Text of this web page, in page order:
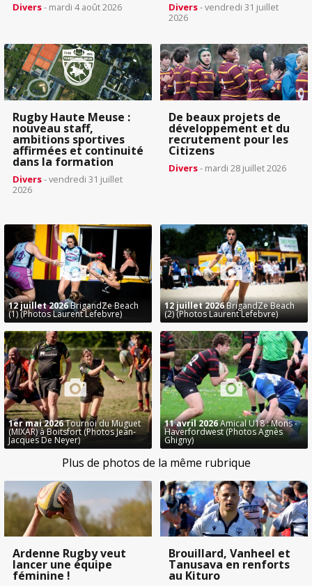
Divers- mardi 4 août 2026 Divers- vendredi 31 juillet
2026
Rugby Haute Meuse :
nouveau staff,
ambitions sportives
affirmées et continuité
dans la formation
Divers- vendredi 31 juillet
2026
De beaux projets de
développement et du
recrutement pour les
Citizens
Divers- mardi 28 juillet 2026
Ardenne Rugby veut
lancer une équipe
féminine !
Brouillard, Vanheel et
Tanusava en renforts
au Kituro
12 juillet 2026BrigandZe Beach
(1) (Photos Laurent Lefebvre)
12 juillet 2026BrigandZe Beach
(2) (Photos Laurent Lefebvre)
1er mai 2026Tournoi du Muguet
(MIXAR) à Boitsfort (Photos Jean-
Jacques De Neyer)
11 avril 2026Amical U18 : Mons -
Haverfordwest (Photos Agnès
Ghigny)
Plus de photos de la même rubrique